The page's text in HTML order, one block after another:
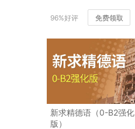
96%好评 免费领取
新求精德语（0-B2强化
版）